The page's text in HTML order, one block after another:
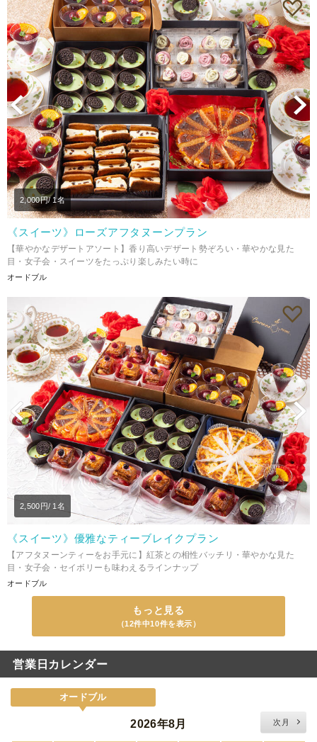
Previous
2,000円/ 1名
《スイーツ》ローズアフタヌーンプラン
【華やかなデザートアソート】香り高いデザート勢ぞろい・華やかな見た
目・女子会・スイーツをたっぷり楽しみたい時に
オードブル
Previous
2,500円/ 1名
《スイーツ》優雅なティーブレイクプラン
【アフタヌーンティーをお手元に】紅茶との相性バッチリ・華やかな見た
目・女子会・セイボリーも味わえるラインナップ
オードブル
もっと見る
（12件中10件を表示）
営業日カレンダー
オードブル
2026年8月 次月